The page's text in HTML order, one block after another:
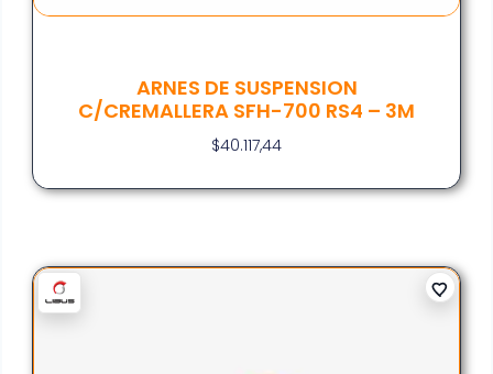
ARNES DE SUSPENSION
C/CREMALLERA SFH-700 RS4 – 3M
$40.117,44